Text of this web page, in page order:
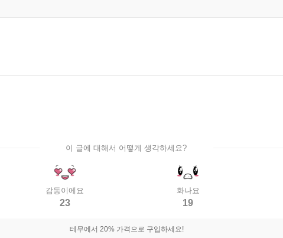
이 글에 대해서 어떻게 생각하세요?
감동이에요
23
화나요
19
테무에서 20% 가격으로 구입하세요!